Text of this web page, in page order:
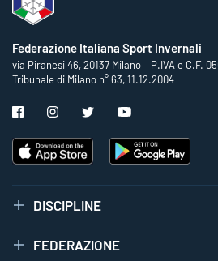
Federazione Italiana Sport Invernali
via Piranesi 46, 20137 Milano – P.IVA e C.F.
Tribunale di Milano n° 63, 11.12.2004
DISCIPLINE
FEDERAZIONE